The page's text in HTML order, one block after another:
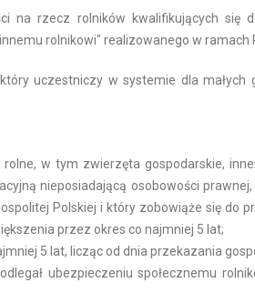
na rzecz rolników kwalifikujących się
rolnikowi" realizowanego w ramach
uczestniczy w systemie dla małych
w tym zwierzęta gospodarskie,
nieposiadającą osobowości
Polskiej i który zobowiąże się do
przez okres co najmniej 5 lat;
5 lat, licząc od dnia przekazania
ubezpieczeniu społecznemu